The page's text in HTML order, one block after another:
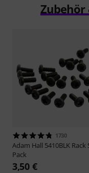
Zubehör
1730
Adam Hall 5410BLK Rack
Pack
3,50 €